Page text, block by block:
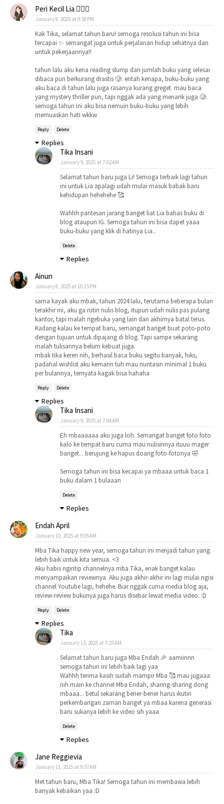
Peri Kecil Lia 🧚🏻‍♀️
January 8, 2025 at 9:58 PM
Kak Tika, selamat tahun baru! semoga resolusi tahun ini bisa
tercapai ✨ semangat juga untuk perjalanan hidup sehatnya dan
untuk pekerjaannya!!
tahun lalu aku kena reading slump dan jumlah buku yang selesai
dibaca pun berkurang drastis 🥲. entah kenapa, buku-buku yang
aku baca di tahun lalu juga rasanya kurang greget. mau baca
yang mystery thriller pun, tapi nggak ada yang menarik juga 🥲.
semoga tahun ini aku bisa nemuin buku-buku yang lebih
memuaskan hati wkkw
Reply Delete
Replies
Tika Insani
January 9, 2025 at 7:02 AM
Selamat tahun baru juga Li! Semoga terbaik lagi tahun
ini untuk Lia apalagi udah mulai masuk babak baru
kehidupan hehehehe 🥰
Wahhh pantesan jarang banget liat Lia bahas buku di
blog ataupun IG. Semoga tahun ini bisa dapet yaaa
buku-buku yang klik di hatinya Lia..
Delete
Replies
Ainun
January 8, 2025 at 10:15 PM
sama kayak aku mbak, tahun 2024 lalu, terutama beberapa bulan
terakhir ini, aku ga rutin nulis blog, itupun udah nulis pas pulang
kantor, tapi malah ngebuka yang lain dan akhirnya batal terus.
Kadang kalau ke tempat baru, semangat banget buat poto-poto
dengan tujuan untuk dipajang di blog. Tapi sampe sekarang
malah tulisannya belum kebuat juga.
mbak tika keren nih, berhasil baca buku segitu banyak, hiks,
padahal wishlist aku kemarin tuh mau nuntasin minimal 1 buku
per bulannya, ternyata kagak bisa hahaha
Reply Delete
Replies
Tika Insani
January 9, 2025 at 7:04 AM
Eh mbaaaaaa aku juga loh. Semangat banget foto foto
kalo ke tempat baru cuma mau nulisinnya ituuu mager
banget... berujung ke hapus doang foto-fotonya 🤣
Semoga tahun ini bisa kecapai ya mbaaa untuk baca 1
buku dalam 1 bulaaan
Delete
Replies
Endah April
January 10, 2025 at 9:05 AM
Mba Tika happy new year, semoga tahun ini menjadi tahun yang
lebih baik untuk kita semua. <3
Aku habis ngintip channelnya mba Tika, enak banget kalau
menyampaikan reviewnya. Aku juga akhir-akhir ini lagi mulai ngisi
channel Youtube lagi, hehehe. Biar nggak cuma media blog aja,
review-review bukunya juga harus disebar lewat media video. :D
Reply Delete
Replies
Tika
January 13, 2025 at 7:25 AM
Selamat tahun baru juga Mba Endah 🎉 aamiinnn
semoga tahun ini lebih baik lagi yaa
Wahhh terima kasih sudah mampir Mba 🥰 mau jugaaa
nih main ke channel Mba Endah, sharing-sharing dong
mbaaa... betul sekarang bener-bener harus ikutin
perkembangan zaman banget ya mbaa karena generasi
baru sukanya lebih ke video sih yaaa
Delete
Replies
Jane Reggievia
January 11, 2025 at 9:57 AM
Met tahun baru, Mba Tika! Semoga tahun ini membawa lebih
banyak kebaikan yaa :D